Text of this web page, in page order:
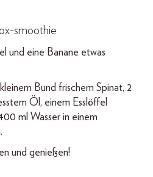
smoothie
und eine Banane etwas
Bund frischem Spinat, 2
Öl, einem Esslöffel
ml Wasser in einem
und genießen!